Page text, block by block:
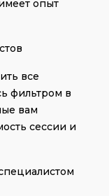
опыт
все
фильтром в
вам
сессии и